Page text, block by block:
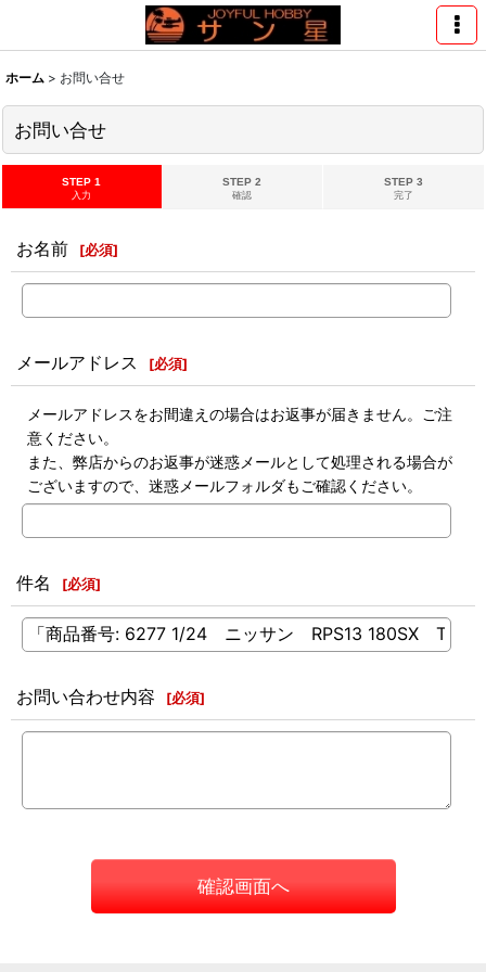
ホーム > お問い合せ
お問い合せ
STEP 1
入力
STEP 2
確認
STEP 3
完了
お名前 [必須]
メールアドレス [必須]
メールアドレスをお間違えの場合はお返事が届きません。ご注
意ください。
また、弊店からのお返事が迷惑メールとして処理される場合が
ございますので、迷惑メールフォルダもご確認ください。
件名 [必須]
お問い合わせ内容 [必須]
確認画面へ